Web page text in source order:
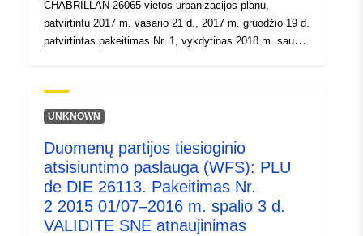
CHABRILLAN 26065 vietos urbanizacijos planu,
patvirtintu 2017 m. vasario 21 d., 2017 m. gruodžio 19 d.
patvirtintas pakeitimas Nr. 1, vykdytinas 2018 m. sausio
UNKNOWN
Duomenų partijos tiesioginio
atsisiuntimo paslauga (WFS): PLU
de DIE 26113. Pakeitimas Nr.
2 2015 01/07–2016 m. spalio 3 d.
VALIDITE SNE atnaujinimas